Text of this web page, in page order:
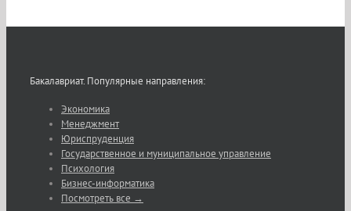
Бакалавриат. Популярные направления:
Экономика
Менеджмент
Юриспруденция
Государственное и муниципальное управление
Психология
Бизнес-информатика
Посмотреть все →